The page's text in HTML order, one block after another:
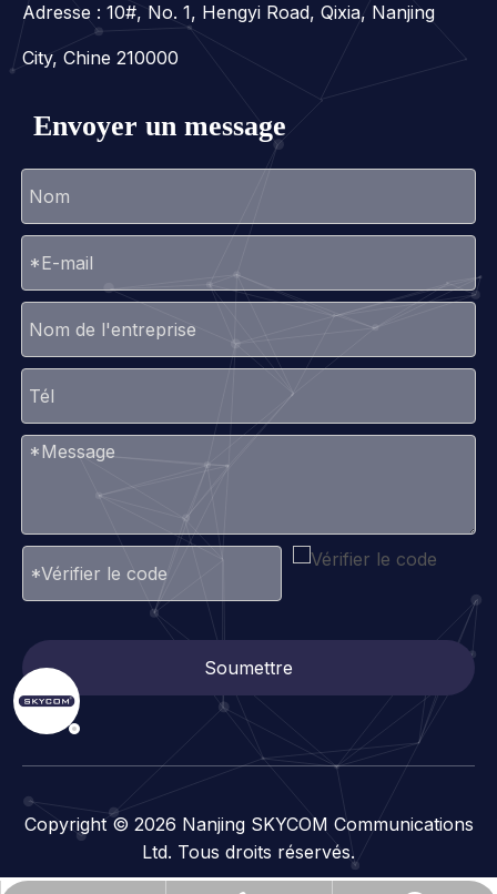
Adresse : 10#, No. 1, Hengyi Road, Qixia, Nanjing
City, Chine 210000
Envoyer un message
Soumettre
Copyright © 2026 Nanjing SKYCOM Communications
Ltd. Tous droits réservés.